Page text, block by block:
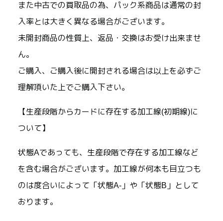
また中古での買取品の為、パック系商品は通常の封
入率とは大きく異なる場合がございます。
未開封商品の性質上、返品・交換はお受け出来ませ
ん。
ご購入、ご購入後に開封される場合は以上を必ずご
理解頂いた上でご購入下さい。
【生産段階からカードに存在する加工線(初期線)に
ついて】
状態Aであっても、生産段階で存在する加工線など
を含む場合がございます。加工線が何本も目立つも
のは度合いによって「状態A-」や「状態B」として
おります。